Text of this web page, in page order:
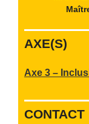
AXE(S)
Axe 3 –
CONTACT